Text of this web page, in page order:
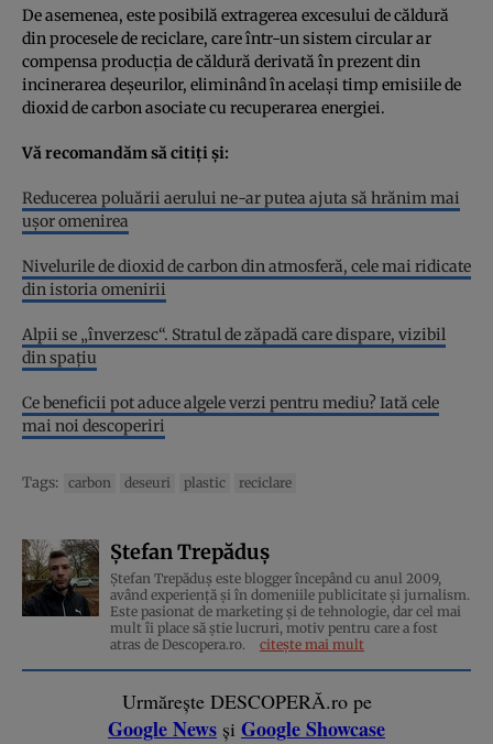
De asemenea, este posibilă extragerea excesului de căldură
din procesele de reciclare, care într-un sistem circular ar
compensa producția de căldură derivată în prezent din
incinerarea deșeurilor, eliminând în același timp emisiile de
dioxid de carbon asociate cu recuperarea energiei.
Vă recomandăm să citiți și:
Reducerea poluării aerului ne-ar putea ajuta să hrănim mai
ușor omenirea
Nivelurile de dioxid de carbon din atmosferă, cele mai ridicate
din istoria omenirii
Alpii se „înverzesc“. Stratul de zăpadă care dispare, vizibil
din spațiu
Ce beneficii pot aduce algele verzi pentru mediu? Iată cele
mai noi descoperiri
Tags: carbon deseuri plastic reciclare
Ștefan Trepăduș
Ștefan Trepăduș este blogger începând cu anul 2009,
având experiență și în domeniile publicitate și jurnalism.
Este pasionat de marketing și de tehnologie, dar cel mai
mult îi place să știe lucruri, motiv pentru care a fost
atras de Descopera.ro.
citește mai mult
Urmărește DESCOPERĂ.ro pe
Google News și Google Showcase